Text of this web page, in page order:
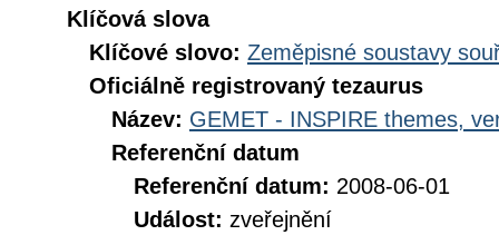
Klíčová slova
Klíčové slovo: Zeměpisné soustavy
Oficiálně registrovaný tezaurus
Název: GEMET - INSPIRE themes,
Referenční datum
Referenční datum: 2008-06-01
Událost: zveřejnění